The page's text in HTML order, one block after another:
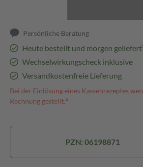
Persönliche Beratung
Heute bestellt und morgen
Wechselwirkungscheck inklusive
Versandkostenfreie Lieferung
Bei der Einlösung eines Kassenrezeptes
Rechnung gestellt.⁴
PZN: 06198871